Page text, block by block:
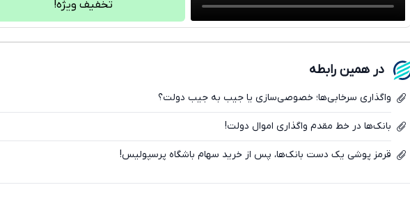
فیسبوک
تخفیف ویژه!
در همین رابطه
واگذاری سرخابی‌ها؛ خصوصی‌سازی یا جیب به جیب دولت؟
بانک‌ها در خط مقدم واگذاری اموال دولت!
قرمز پوشی یک دست بانک‌ها، پس از خرید سهام باشگاه پرسپولیس!